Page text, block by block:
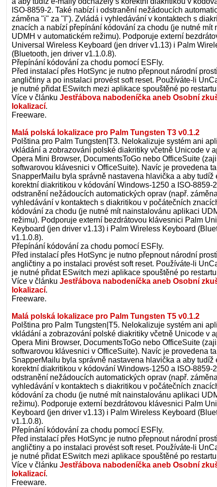
ISO-8859-2. Také nabízí i odstranění nežádoucích
záměna "i" za "I"). Zvládá i vyhledávání v kontaktech s
znacích a nabízí přepínání kódování za chodu (je nutné mít
UDMH v automatickém režimu). Podporuje externí
Universal Wireless Keyboard (jen driver v1.13) i Palm
(Bluetooth, jen driver v1.1.0.8).
Přepínání kódování za chodu pomocí ESFly.
Před instalací přes HotSync je nutno přepnout národní
angličtiny a po instalaci provést soft reset. Používáte-li
je nutné přidat ESwitch mezi aplikace spouštěné po
Více v článku Jestřábova nabodeníčka aneb Osobní
lokalizací.
Freeware.
Malá polská lokalizace pro Palm Tungsten T3 v0.1.2
Polština pro Palm Tungsten|T3. Nelokalizuje systém ani
vkládání a zobrazování polské diakritiky včetně Unicode v
Opera Mini Browser, DocumentsToGo nebo OfficeSuite
softwarovou klávesnici v OfficeSuite). Navíc je provedena
SnapperMailu byla správně nastavena hlavička a aby tudíž
korektní diakritikou v kódování Windows-1250 a ISO-8859-
odstranění nežádoucích automatických oprav (např.
vyhledávání v kontaktech s diakritikou v počátečních
kódování za chodu (je nutné mít nainstalovánu aplikaci
režimu). Podporuje externí bezdrátovou klávesnici Palm
Keyboard (jen driver v1.13) i Palm Wireless Keyboard
v1.1.0.8).
Přepínání kódování za chodu pomocí ESFly.
Před instalací přes HotSync je nutno přepnout národní
angličtiny a po instalaci provést soft reset. Používáte-li
je nutné přidat ESwitch mezi aplikace spouštěné po
Více v článku Jestřábova nabodeníčka aneb Osobní
lokalizací.
Freeware.
Malá polská lokalizace pro Palm Tungsten T5 v0.1.2
Polština pro Palm Tungsten|T5. Nelokalizuje systém ani
vkládání a zobrazování polské diakritiky včetně Unicode v
Opera Mini Browser, DocumentsToGo nebo OfficeSuite
softwarovou klávesnici v OfficeSuite). Navíc je provedena
SnapperMailu byla správně nastavena hlavička a aby tudíž
korektní diakritikou v kódování Windows-1250 a ISO-8859-
odstranění nežádoucích automatických oprav (např.
vyhledávání v kontaktech s diakritikou v počátečních
kódování za chodu (je nutné mít nainstalovánu aplikaci
režimu). Podporuje externí bezdrátovou klávesnici Palm
Keyboard (jen driver v1.13) i Palm Wireless Keyboard
v1.1.0.8).
Přepínání kódování za chodu pomocí ESFly.
Před instalací přes HotSync je nutno přepnout národní
angličtiny a po instalaci provést soft reset. Používáte-li
je nutné přidat ESwitch mezi aplikace spouštěné po
Více v článku Jestřábova nabodeníčka aneb Osobní
lokalizací.
Freeware.